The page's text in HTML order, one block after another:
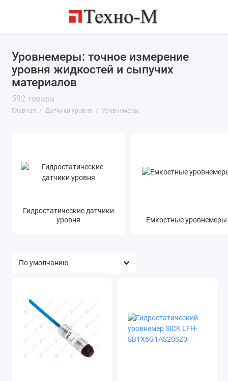
Уровнемеры: точное измерение
уровня жидкостей и сыпучих
материалов
592 товара
Главная Датчики уровня Уровнемеры
Сигнализаторы уровня
Уровнемеры
Показать все
Гидростатические датчики
уровня
Емкостные уровнемеры